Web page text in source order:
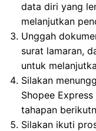
data diri yang
melanjutkan
Unggah
surat lamaran,
untuk
Silakan
Shopee
tahapan
Silakan ikuti